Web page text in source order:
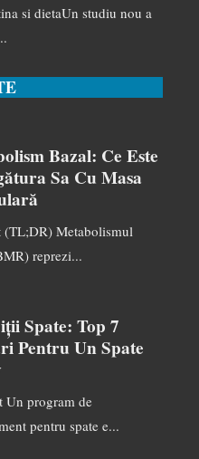
si dietaUn studiu nou a
Bazal: Ce Este
Sa Cu Masa
(TL;DR) Metabolismul
reprezi...
Spate: Top 7
Pentru Un Spate
Un program de
pentru spate e...